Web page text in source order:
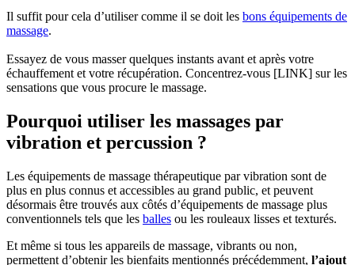
Il suffit pour cela d’utiliser comme il se doit les bons équipements de
massage.
Essayez de vous masser quelques instants avant et après votre
échauffement et votre récupération. Concentrez-vous [LINK] sur les
sensations que vous procure le massage.
Pourquoi utiliser les massages par
vibration et percussion ?
Les équipements de massage thérapeutique par vibration sont de
plus en plus connus et accessibles au grand public, et peuvent
désormais être trouvés aux côtés d’équipements de massage plus
conventionnels tels que les balles ou les rouleaux lisses et texturés.
Et même si tous les appareils de massage, vibrants ou non,
permettent d’obtenir les bienfaits mentionnés précédemment, l’ajout